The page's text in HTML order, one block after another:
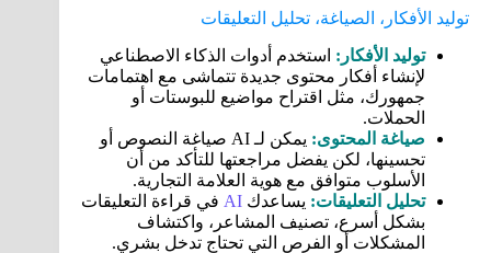
توليد الأفكار، الصياغة، تحليل التعليقات
توليد الأفكار: استخدم أدوات الذكاء الاصطناعي
لإنشاء أفكار محتوى جديدة تتماشى مع اهتمامات
جمهورك، مثل اقتراح مواضيع للبوستات أو
الحملات.
صياغة المحتوى:
يمكن لـ AI صياغة النصوص أو
تحسينها، لكن يفضل مراجعتها للتأكد من أن
الأسلوب متوافق مع هوية العلامة التجارية.
تحليل التعليقات: يساعدك AI في قراءة التعليقات
بشكل أسرع، تصنيف المشاعر، واكتشاف
المشكلات أو الفرص التي تحتاج تدخل بشري.